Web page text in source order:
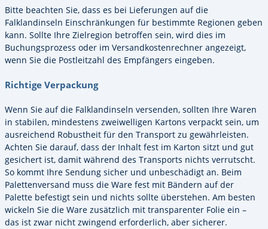
Bitte beachten Sie, dass es bei Lieferungen auf die
Falklandinseln Einschränkungen für bestimmte Regionen geben
kann. Sollte Ihre Zielregion betroffen sein, wird dies im
Buchungsprozess oder im Versandkostenrechner angezeigt,
wenn Sie die Postleitzahl des Empfängers eingeben.
Richtige Verpackung
Wenn Sie auf die Falklandinseln versenden, sollten Ihre Waren
in stabilen, mindestens zweiwelligen Kartons verpackt sein, um
ausreichend Robustheit für den Transport zu gewährleisten.
Achten Sie darauf, dass der Inhalt fest im Karton sitzt und gut
gesichert ist, damit während des Transports nichts verrutscht.
So kommt Ihre Sendung sicher und unbeschädigt an. Beim
Palettenversand muss die Ware fest mit Bändern auf der
Palette befestigt sein und nichts sollte überstehen. Am besten
wickeln Sie die Ware zusätzlich mit transparenter Folie ein –
das ist zwar nicht zwingend erforderlich, aber sicherer.